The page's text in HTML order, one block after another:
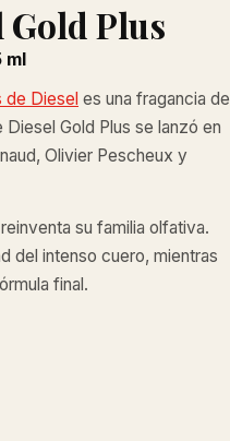
Gold Plus
ml
de Diesel es una fragancia de
Gold Plus se lanzó en
Olivier Pescheux y
su familia olfativa.
del intenso cuero, mientras
final.